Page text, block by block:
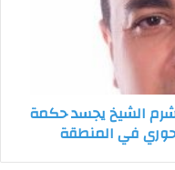
الشيخ يجسد حكمة
في المنطقة